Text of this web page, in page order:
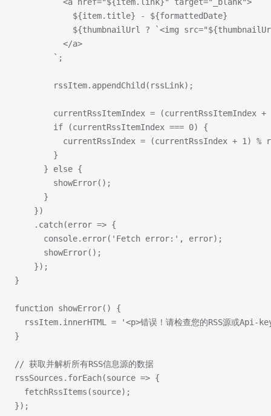
            ${item.title} - ${formattedDate}
${thumbnailUrl ? `<img
          </a>
        `;
        rssItem.appendChild(rssLink);
currentRssItemIndex = (currentRssItemIndex +
        if (currentRssItemIndex === 0) {
currentRssIndex = (currentRssIndex + 1) %
        }
      } else {
        showError();
      }
    })
    .catch(error => {
      console.error('Fetch error:', error);
      showError();
    });
}
function showError() {
rssItem.innerHTML = '<p>错误！请检查您的RSS源或Api-
}
// 获取并解析所有RSS信息源的数据
rssSources.forEach(source => {
  fetchRssItems(source);
});